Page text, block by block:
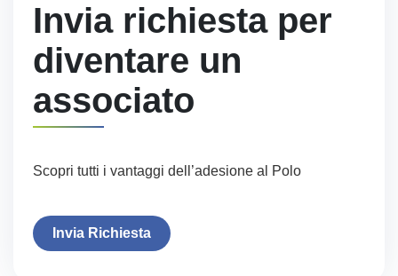
Invia richiesta per
diventare un
associato
Scopri tutti i vantaggi dell’adesione al Polo
Invia Richiesta